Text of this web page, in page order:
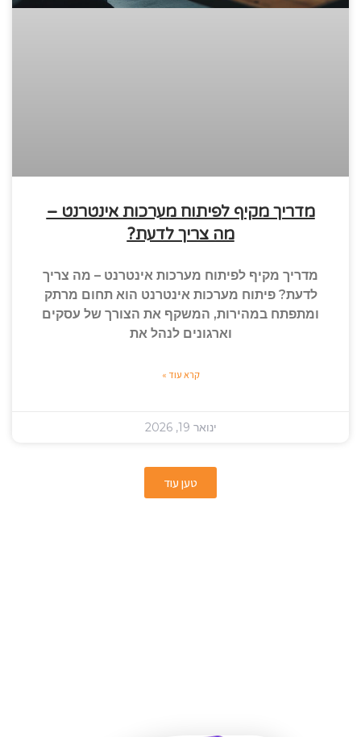
מדריך מקיף לפיתוח מערכות אינטרנט –
מה צריך לדעת?
מדריך מקיף לפיתוח מערכות אינטרנט – מה צריך
לדעת? פיתוח מערכות אינטרנט הוא תחום מרתק
ומתפתח במהירות, המשקף את הצורך של עסקים
וארגונים לנהל את
קרא עוד »
ינואר 19, 2026
טען עוד